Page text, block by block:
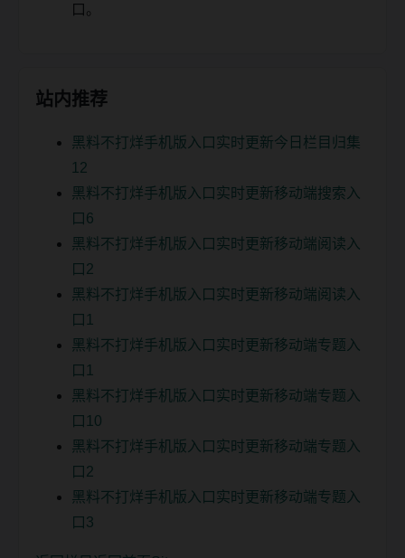
口。
站内推荐
黑料不打烊手机版入口实时更新今日栏目归集
12
黑料不打烊手机版入口实时更新移动端搜索入
口6
黑料不打烊手机版入口实时更新移动端阅读入
口2
黑料不打烊手机版入口实时更新移动端阅读入
口1
黑料不打烊手机版入口实时更新移动端专题入
口1
黑料不打烊手机版入口实时更新移动端专题入
口10
黑料不打烊手机版入口实时更新移动端专题入
口2
黑料不打烊手机版入口实时更新移动端专题入
口3